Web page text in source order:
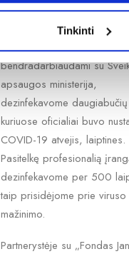
Tinkinti
Pandemijos metu „Fondas
Janukonis“ lėšomis,
bendradarbiaudami su
apsaugos ministerija,
dezinfekavome
kuriuose oficialiai buvo
COVID-19 atvejis, laiptines.
Pasitelkę profesionalią
dezinfekavome per 500
taip prisidėjome prie viruso
mažinimo.
Partnerystėje su „Fondas